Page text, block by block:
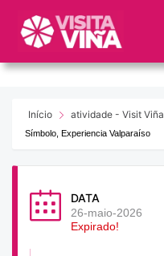
este
web
sistemaInício atividade - Visit Viña
Símbolo, Experiencia Valparaíso
DATA
26-maio-2026
Expirado!